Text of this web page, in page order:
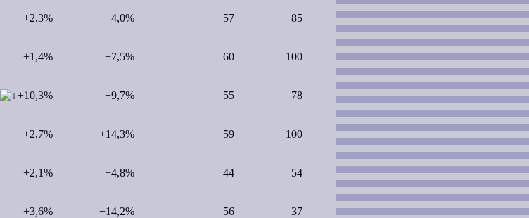
+2,3% +4,0% 57 85
+1,4% +7,5% 60 100
+10,3% −9,7% 55 78
+2,7% +14,3% 59 100
+2,1% −4,8% 44 54
+3,6% −14,2% 56 37